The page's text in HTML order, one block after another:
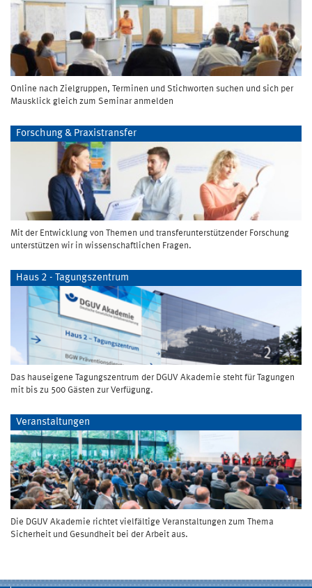
Online nach Zielgruppen, Terminen und Stichworten suchen und sich per
Mausklick gleich zum Seminar anmelden
Forschung & Praxistransfer
Mit der Entwicklung von Themen und transferunterstützender Forschung
unterstützen wir in wissenschaftlichen Fragen.
Haus 2 - Tagungszentrum
Das hauseigene Tagungszentrum der DGUV Akademie steht für Tagungen
mit bis zu 500 Gästen zur Verfügung.
Veranstaltungen
Die DGUV Akademie richtet vielfältige Veranstaltungen zum Thema
Sicherheit und Gesundheit bei der Arbeit aus.